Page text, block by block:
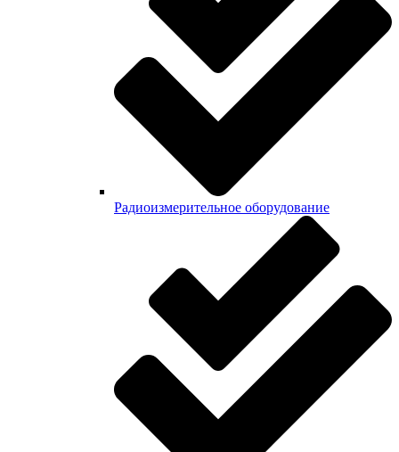
Радиоизмерительное оборудование